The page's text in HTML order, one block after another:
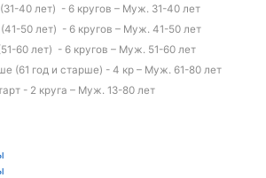
40 лет) - 6 кругов – Муж. 31-40 лет
50 лет) - 6 кругов – Муж. 41-50 лет
60 лет) - 6 кругов – Муж. 51-60 лет
(61 год и старше) - 4 кр – Муж. 61-80 лет
- 2 круга – Муж. 13-80 лет